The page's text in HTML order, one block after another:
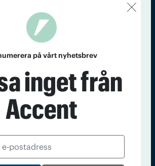
utgivare: Barbro Janson Lundkvist,
barbro@a4.se.
Tidningsarkiv In English
på vårt nyhetsbrev
inget från
Accent